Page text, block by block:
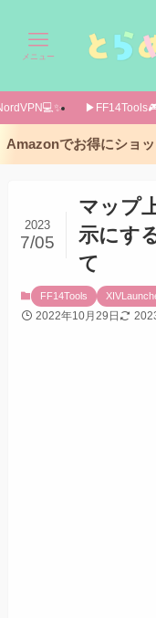
メニュー
Amazonでお得にショッ
マップ
示にす
て
2023
7/05
FF14Tools
2022年10月29日
概要
設定画面
Global
Per-zone